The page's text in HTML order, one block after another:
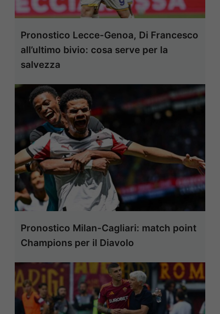
Pronostico Lecce-Genoa, Di Francesco
all’ultimo bivio: cosa serve per la
salvezza
Pronostico Milan-Cagliari: match point
Champions per il Diavolo